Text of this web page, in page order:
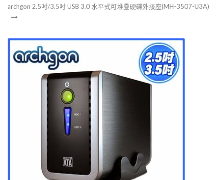
archgon 2.5吋/3.5吋 USB 3.0 水平式可堆疊硬碟外接座(MH-3507-U3A)